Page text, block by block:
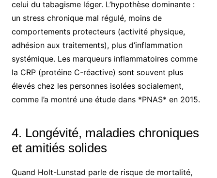
celui du tabagisme léger. L’hypothèse dominante :
un stress chronique mal régulé, moins de
comportements protecteurs (activité physique,
adhésion aux traitements), plus d’inflammation
systémique. Les marqueurs inflammatoires comme
la CRP (protéine C-réactive) sont souvent plus
élevés chez les personnes isolées socialement,
comme l’a montré une étude dans *PNAS* en 2015.
4. Longévité, maladies chroniques
et amitiés solides
Quand Holt-Lunstad parle de risque de mortalité,